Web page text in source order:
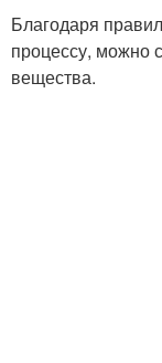
Благодаря
процессу, можно
вещества.